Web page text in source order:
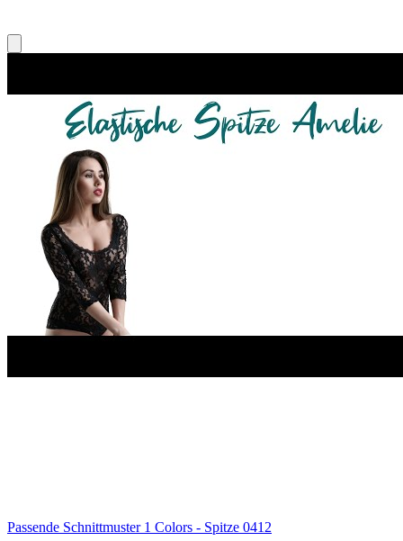
Passende Schnittmuster 1 Colors - Spitze 0412